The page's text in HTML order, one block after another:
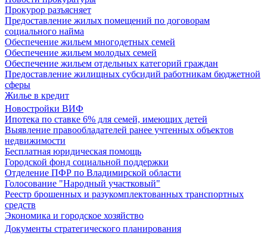
Прокурор разъясняет
Предоставление жилых помещений по договорам
социального найма
Обеспечение жильем многодетных семей
Обеспечение жильем молодых семей
Обеспечение жильем отдельных категорий граждан
Предоставление жилищных субсидий работникам бюджетной
сферы
Жилье в кредит
Новостройки ВИФ
Ипотека по ставке 6% для семей, имеющих детей
Выявление правообладателей ранее учтенных объектов
недвижимости
Бесплатная юридическая помощь
Городской фонд социальной поддержки
Отделение ПФР по Владимирской области
Голосование "Народный участковый"
Реестр брошенных и разукомплектованных транспортных
средств
Экономика и городское хозяйство
Документы стратегического планирования